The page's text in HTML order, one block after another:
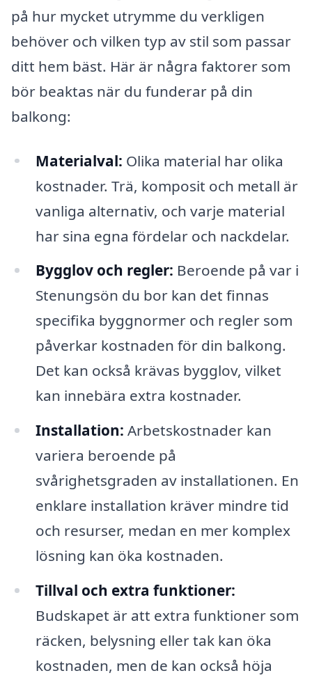
på hur mycket utrymme du verkligen
behöver och vilken typ av stil som passar
ditt hem bäst. Här är några faktorer som
bör beaktas när du funderar på din
balkong:
Materialval: Olika material har olika
kostnader. Trä, komposit och metall är
vanliga alternativ, och varje material
har sina egna fördelar och nackdelar.
Bygglov och regler: Beroende på var i
Stenungsön du bor kan det finnas
specifika byggnormer och regler som
påverkar kostnaden för din balkong.
Det kan också krävas bygglov, vilket
kan innebära extra kostnader.
Installation: Arbetskostnader kan
variera beroende på
svårighetsgraden av installationen. En
enklare installation kräver mindre tid
och resurser, medan en mer komplex
lösning kan öka kostnaden.
Tillval och extra funktioner:
Budskapet är att extra funktioner som
räcken, belysning eller tak kan öka
kostnaden, men de kan också höja